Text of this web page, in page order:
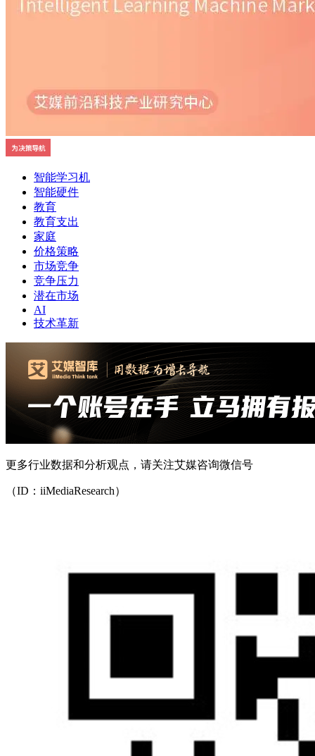
智能学习机
智能硬件
教育
教育支出
家庭
价格策略
市场竞争
竞争压力
潜在市场
AI
技术革新
更多行业数据和分析观点，请关注艾媒咨询微信号
（ID：iiMediaResearch）